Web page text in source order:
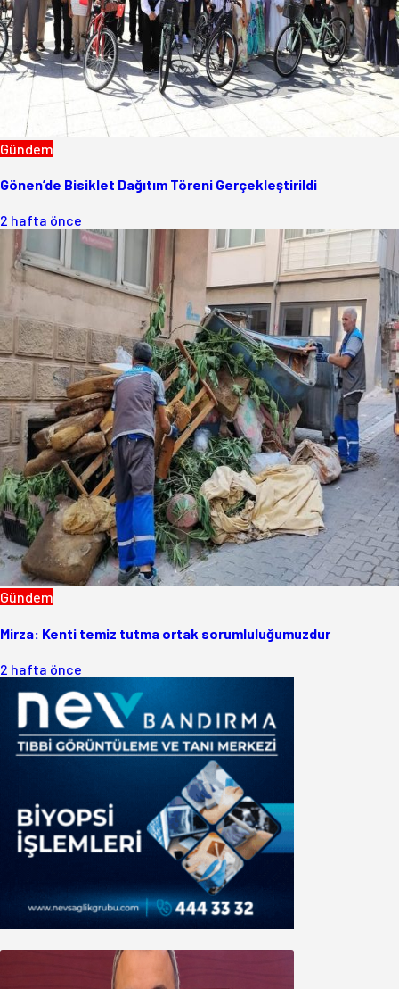
Gündem
Gönen’de Bisiklet Dağıtım Töreni Gerçekleştirildi
2 hafta önce
Gündem
Mirza: Kenti temiz tutma ortak sorumluluğumuzdur
2 hafta önce